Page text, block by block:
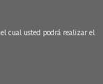
cual usted podrá realizar el